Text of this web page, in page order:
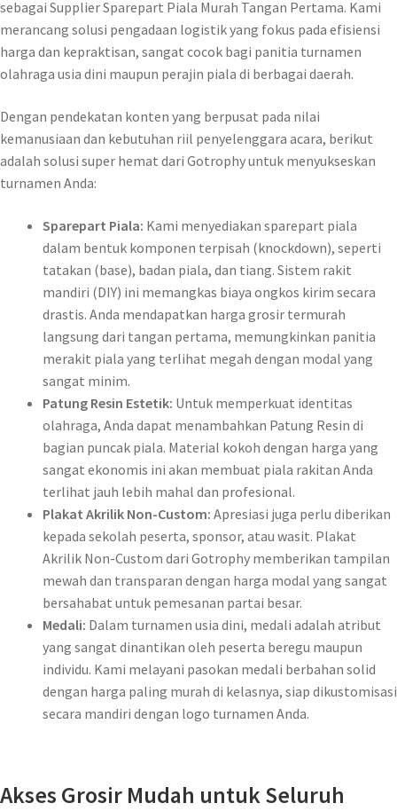
sebagai Supplier Sparepart Piala Murah Tangan Pertama. Kami
merancang solusi pengadaan logistik yang fokus pada efisiensi
harga dan kepraktisan, sangat cocok bagi panitia turnamen
olahraga usia dini maupun perajin piala di berbagai daerah.
Dengan pendekatan konten yang berpusat pada nilai
kemanusiaan dan kebutuhan riil penyelenggara acara, berikut
adalah solusi super hemat dari Gotrophy untuk menyukseskan
turnamen Anda:
Sparepart Piala: Kami menyediakan sparepart piala
dalam bentuk komponen terpisah (knockdown), seperti
tatakan (base), badan piala, dan tiang. Sistem rakit
mandiri (DIY) ini memangkas biaya ongkos kirim secara
drastis. Anda mendapatkan harga grosir termurah
langsung dari tangan pertama, memungkinkan panitia
merakit piala yang terlihat megah dengan modal yang
sangat minim.
Patung Resin Estetik: Untuk memperkuat identitas
olahraga, Anda dapat menambahkan Patung Resin di
bagian puncak piala. Material kokoh dengan harga yang
sangat ekonomis ini akan membuat piala rakitan Anda
terlihat jauh lebih mahal dan profesional.
Plakat Akrilik Non-Custom: Apresiasi juga perlu diberikan
kepada sekolah peserta, sponsor, atau wasit. Plakat
Akrilik Non-Custom dari Gotrophy memberikan tampilan
mewah dan transparan dengan harga modal yang sangat
bersahabat untuk pemesanan partai besar.
Medali: Dalam turnamen usia dini, medali adalah atribut
yang sangat dinantikan oleh peserta beregu maupun
individu. Kami melayani pasokan medali berbahan solid
dengan harga paling murah di kelasnya, siap dikustomisasi
secara mandiri dengan logo turnamen Anda.
Akses Grosir Mudah untuk Seluruh